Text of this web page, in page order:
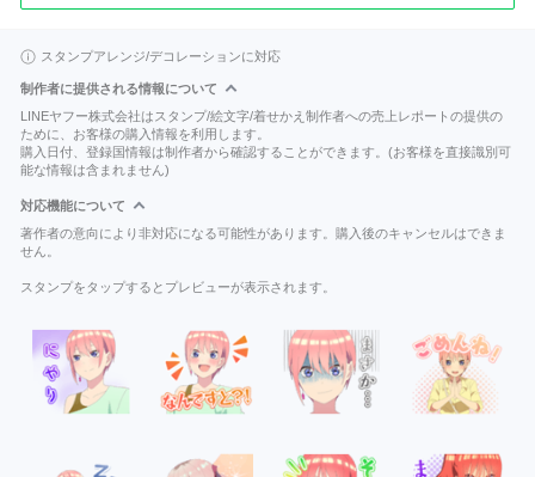
スタンプアレンジ/デコレーションに対応
制作者に提供される情報について
LINEヤフー株式会社はスタンプ/絵文字/着せかえ制作者への売上レポートの提供の
ために、お客様の購入情報を利用します。
購入日付、登録国情報は制作者から確認することができます。(お客様を直接識別可
能な情報は含まれません)
対応機能について
著作者の意向により非対応になる可能性があります。購入後のキャンセルはできま
せん。
スタンプをタップするとプレビューが表示されます。